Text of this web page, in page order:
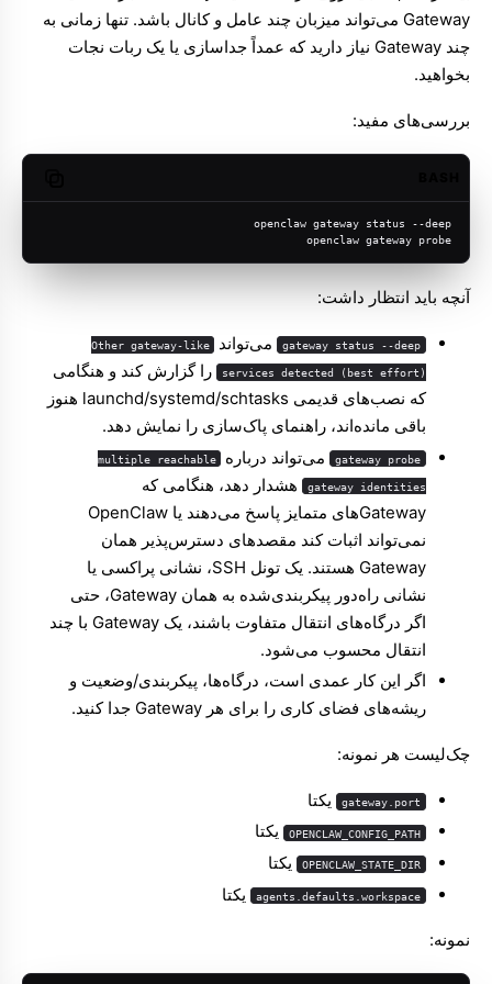
Gateway می‌تواند میزبان چند عامل و کانال باشد. تنها زمانی به
چند Gateway نیاز دارید که عمداً جداسازی یا یک ربات نجات
بخواهید.
بررسی‌های مفید:
openclaw gateway status --deep
openclaw gateway probe
آنچه باید انتظار داشت:
gateway status --deep می‌تواند Other gateway-like
services detected (best effort) را گزارش کند و هنگامی
که نصب‌های قدیمی launchd/systemd/schtasks هنوز
باقی مانده‌اند، راهنمای پاک‌سازی را نمایش دهد.
gateway probe می‌تواند درباره multiple reachable
gateway identities هشدار دهد، هنگامی که
Gatewayهای متمایز پاسخ می‌دهند یا OpenClaw
نمی‌تواند اثبات کند مقصدهای دسترس‌پذیر همان
Gateway هستند. یک تونل SSH، نشانی پراکسی یا
نشانی راه‌دور پیکربندی‌شده به همان Gateway، حتی
اگر درگاه‌های انتقال متفاوت باشند، یک Gateway با چند
انتقال محسوب می‌شود.
اگر این کار عمدی است، درگاه‌ها، پیکربندی/وضعیت و
ریشه‌های فضای کاری را برای هر Gateway جدا کنید.
چک‌لیست هر نمونه:
gateway.port یکتا
OPENCLAW_CONFIG_PATH یکتا
OPENCLAW_STATE_DIR یکتا
agents.defaults.workspace یکتا
نمونه: